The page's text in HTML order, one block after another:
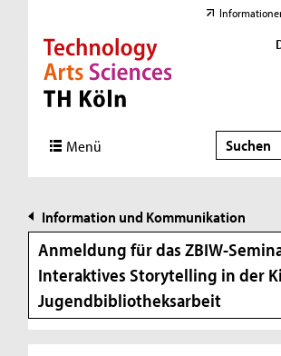
Direkt zur Hauptnavigation
Direkt zur Subnavigation
Direkt zum Inhalt
Direkt zum Fußbereich
Menü Suche
Suche
Information und Kommunikation
Anmeldung für das ZBIW-
Interaktives Storytelling in der
Jugendbibliotheksarbeit